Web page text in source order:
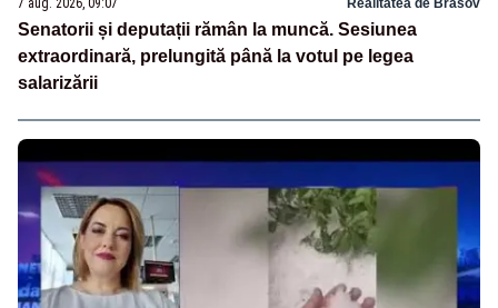
Senatorii și deputații rămân la muncă. Sesiunea
extraordinară, prelungită până la votul pe legea
salarizării